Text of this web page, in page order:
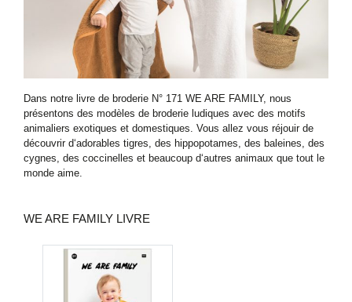
Dans notre livre de broderie N° 171 WE ARE FAMILY, nous
présentons des modèles de broderie ludiques avec des motifs
animaliers exotiques et domestiques. Vous allez vous réjouir de
découvrir d‘adorables tigres, des hippopotames, des baleines, des
cygnes, des coccinelles et beaucoup d‘autres animaux que tout le
monde aime.
WE ARE FAMILY LIVRE